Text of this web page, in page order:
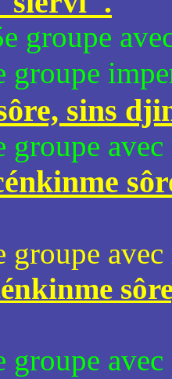
groupe
groupe
sins
groupe
groupe
groupe